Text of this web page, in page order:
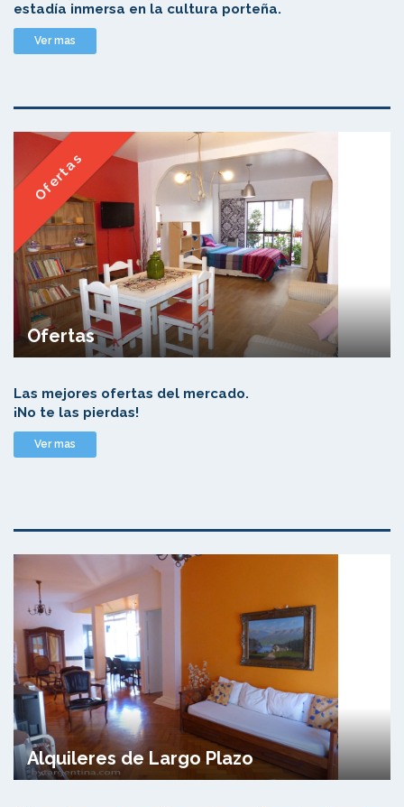
estadía inmersa en la cultura porteña.
Ver mas
Ofertas
Ofertas
Las mejores ofertas del mercado.
¡No te las pierdas!
Ver mas
Alquileres de Largo Plazo